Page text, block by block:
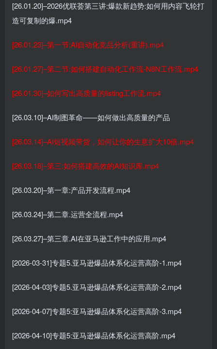
[26.01.20]–2026优联荟第三讲:爆款新趋势:如何用内容飞轮打
造可复制的爆.mp4
[26.01.23]–第一节:AI自动化竞品分析(重讲).mp4
[26.01.27]–第二节:如何搭建自动化工作流-N8N工作流.mp4
[26.01.30]–如何写出高质量的listing工作流.mp4
[26.03.10]–AI制图革命——如何做出高质量的产品
[26.03.14]–AI短视频带货，如何让你的生意扩大10倍.mp4
[26.03.18]–第三:如何搭建高效的AI知识库.mp4
[26.03.20]–第一章:产品开发流程.mp4
[26.03.24]–第二章.运营全流程.mp4
[26.03.27]–第三章.AI在亚马逊工作中的应用.mp4
[2026-03-31]专题5.亚马逊爆品体系化运营高阶-1.mp4
[2026-04-03]专题5.亚马逊爆品体系化运营高阶-2.mp4
[2026-04-07]专题5:亚马逊爆品体系化运营高阶-3.mp4
[2026-04-10]专题5:亚马逊爆品体系化运营高阶.mp4